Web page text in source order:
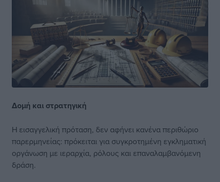
Δομή και στρατηγική
Η εισαγγελική πρόταση, δεν αφήνει κανένα περιθώριο
παρερμηνείας: πρόκειται για συγκροτημένη εγκληματική
οργάνωση με ιεραρχία, ρόλους και επαναλαμβανόμενη
δράση.